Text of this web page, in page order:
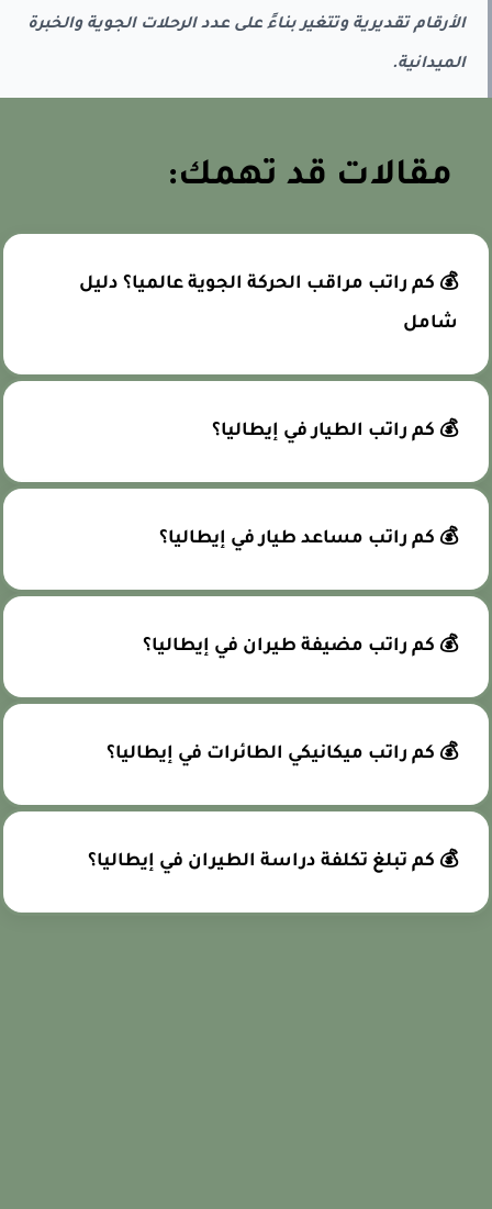
الأرقام تقديرية وتتغير بناءً على عدد الرحلات الجوية والخبرة
الميدانية.
مقالات قد تهمك:
💰 كم راتب مراقب الحركة الجوية عالميا؟ دليل
شامل
💰 كم راتب الطيار في إيطاليا؟
💰 كم راتب مساعد طيار في إيطاليا؟
💰 كم راتب مضيفة طيران في إيطاليا؟
💰 كم راتب ميكانيكي الطائرات في إيطاليا؟
💰 كم تبلغ تكلفة دراسة الطيران في إيطاليا؟